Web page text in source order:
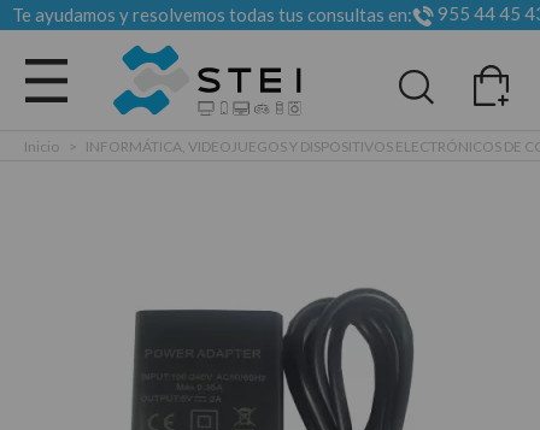
Te ayudamos y resolvemos todas tus consultas en: 955 44 45
Todas las categorias
Inicio > INFORMÁTICA, VIDEOJUEGOS Y DISPOSITIVOS ELECTRÓNICOS DE